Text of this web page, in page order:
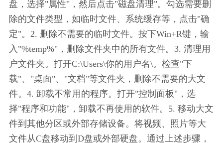
盘，选择"属性"，然后点击"磁盘清理"。勾选需要删
除的文件类型，如临时文件、系统缓存等，点击"确
定"。2. 删除不需要的临时文件。按下Win+R键，输
入"%temp%"，删除文件夹中的所有文件。3. 清理用
户文件夹。打开C:\Users\你的用户名\。检查"下
载"、"桌面"、"文档"等文件夹，删除不需要的大文
件。4. 卸载不常用的程序。打开"控制面板"，选
择"程序和功能"，卸载不再使用的软件。5. 移动大文
件到其他分区或外部存储设备。将视频、照片等大
文件从C盘移动到D盘或外部硬盘。通过上述步骤，